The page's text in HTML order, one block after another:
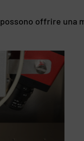
possono offrire una